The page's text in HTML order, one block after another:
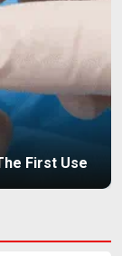
First Use